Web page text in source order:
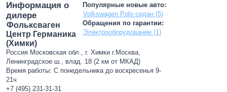
Популярные новые авто:
Volkswagen Polo седан (5)
Обращения по гарантии:
Электрооборудование (1)
Информация о
дилере
Фольксваген
Центр Германика
(Химки)
Россия Московская обл., г. Химки г.Москва,
Ленинградское ш., влад. 18 (2 км от МКАД)
Время работы: С понедельника до воскресенья 9-
21ч
+7 (495) 231-31-31